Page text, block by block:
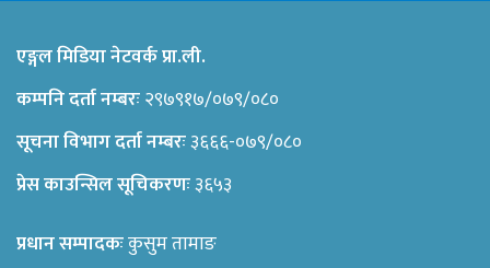
एङ्गल मिडिया नेटवर्क प्रा.ली.
कम्पनि दर्ता नम्बरः२९७९१७/०७९/०८०
सूचना विभाग दर्ता नम्बरः३६६६-०७९/०८०
प्रेस काउन्सिल सूचिकरणः३६५३
प्रधान सम्पादकःकुसुम तामाङ